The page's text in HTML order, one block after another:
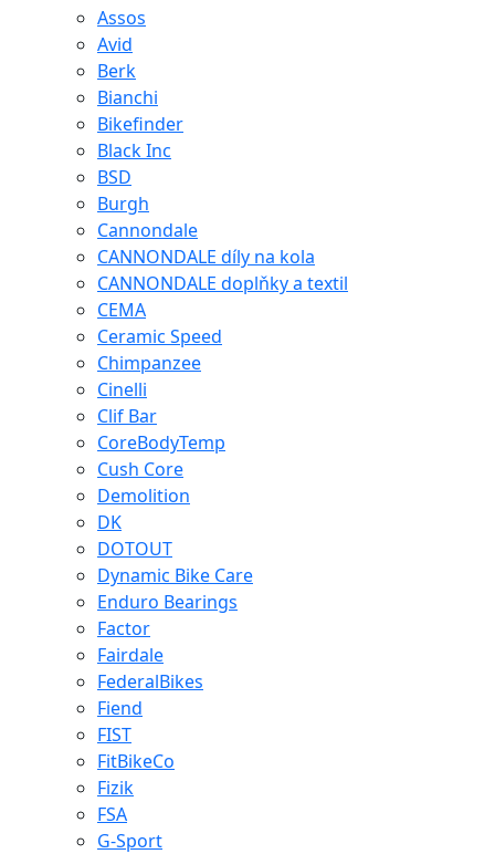
Assos
Avid
Berk
Bianchi
Bikefinder
Black Inc
BSD
Burgh
Cannondale
CANNONDALE díly na kola
CANNONDALE doplňky a textil
CEMA
Ceramic Speed
Chimpanzee
Cinelli
Clif Bar
CoreBodyTemp
Cush Core
Demolition
DK
DOTOUT
Dynamic Bike Care
Enduro Bearings
Factor
Fairdale
FederalBikes
Fiend
FIST
FitBikeCo
Fizik
FSA
G-Sport